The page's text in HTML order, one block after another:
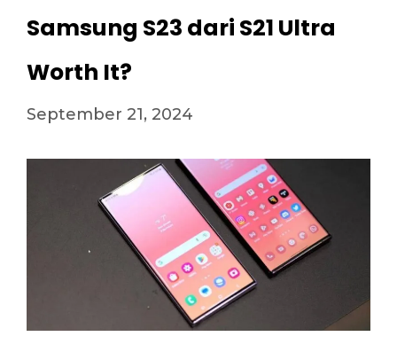
Samsung S23 dari S21 Ultra
Worth It?
September 21, 2024